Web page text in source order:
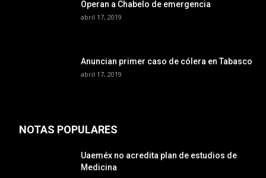
Operan a Chabelo de emergencia
abril 17, 2019
Anuncian primer caso de cólera en Tabasco
abril 17, 2019
NOTAS POPULARES
Uaeméx no acredita plan de estudios de
Medicina